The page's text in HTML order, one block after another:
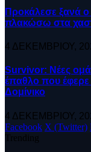
Προκάλεσε ξανά
πλακώσω στα
4 ΔΕΚΕΜΒΡΊΟΥ,
Survivor: Νέες
έπαθλο που
Δομίνικο
4 ΔΕΚΕΜΒΡΊΟΥ,
Facebook X (Twitter)
Trending